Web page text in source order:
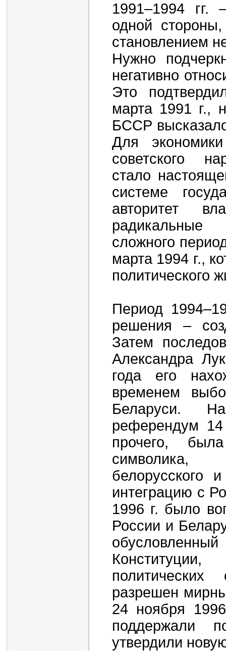
1991–1994 гг.
одной
становлением
Нужно
негативно
Это
марта 1991 г.,
БССР
Для
советского
стало
системе
авторитет
радикальные
сложного
марта 1994 г.,
политического
Период
решения –
Затем
Александра
года его
временем
Беларуси.
референдум
прочего,
символика,
белорусского
интеграцию с
1996 г. было
России и
разрешен
24 ноября
поддержали
утвердили